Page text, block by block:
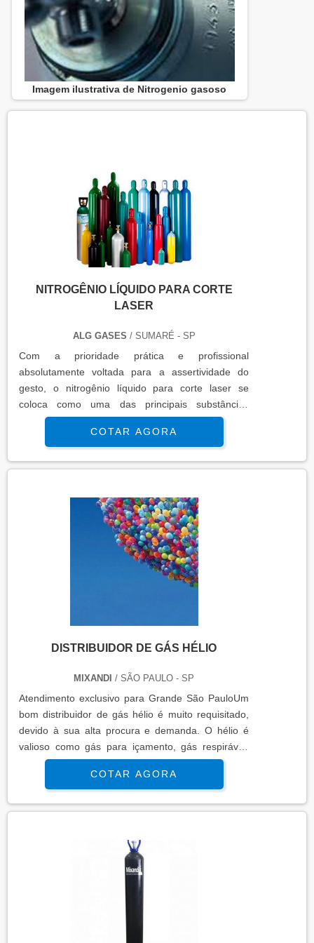
Imagem ilustrativa de Nitrogenio gasoso
NITROGÊNIO LÍQUIDO PARA CORTE
LASER
ALG GASES / SUMARÉ - SP
Com a prioridade prática e profissional
absolutamente voltada para a assertividade do
gesto, o nitrogênio líquido para corte laser se
coloca como uma das principais substâncias
químicas a marcar presença nestes
procedimentos. Ao lado das ligas de alta pressão, o
nitrogênio líquido são de utilização fundamental e
mais do que correta em todas as ações deste tipo.
explicada pelo fato de que o material....
COTAR AGORA
DISTRIBUIDOR DE GÁS HÉLIO
MIXANDI / SÃO PAULO - SP
Atendimento exclusivo para Grande São PauloUm
bom distribuidor de gás hélio é muito requisitado,
devido à sua alta procura e demanda. O hélio é
valioso como gás para içamento, gás respirável,
detecção de vazamento, proteção, pelas suas
propriedades inertes e como líquido para
resfriamento. o produto oferece uma série de
vantagensÉ importante ressaltar, também, que
capaz de fazer com que as análises observadas
sejam mais consistentes, sendo essa uma
atividade extremamente importante no setor
industrial. Sendo assim, o produto oferece
vantagens como:Ótimo custo benefício;Alta
performance;Variedade de aplicações;Entre muitas
COTAR AGORA